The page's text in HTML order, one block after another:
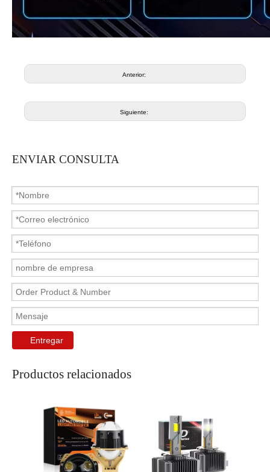
Anterior:
Siguiente:
ENVIAR CONSULTA
Entregar
Productos relacionados